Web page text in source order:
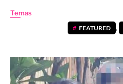
Temas
FEATURED ,